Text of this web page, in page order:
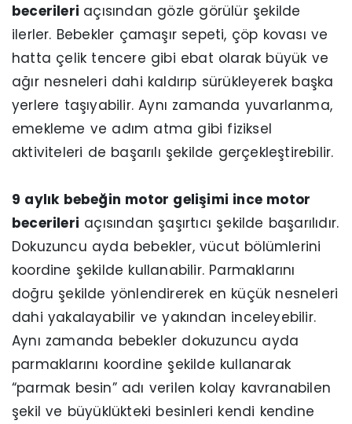
becerileri açısından gözle görülür şekilde
ilerler. Bebekler çamaşır sepeti, çöp kovası ve
hatta çelik tencere gibi ebat olarak büyük ve
ağır nesneleri dahi kaldırıp sürükleyerek başka
yerlere taşıyabilir. Aynı zamanda yuvarlanma,
emekleme ve adım atma gibi fiziksel
aktiviteleri de başarılı şekilde gerçekleştirebilir.
9 aylık bebeğin motor gelişimi ince motor
becerileri açısından şaşırtıcı şekilde başarılıdır.
Dokuzuncu ayda bebekler, vücut bölümlerini
koordine şekilde kullanabilir. Parmaklarını
doğru şekilde yönlendirerek en küçük nesneleri
dahi yakalayabilir ve yakından inceleyebilir.
Aynı zamanda bebekler dokuzuncu ayda
parmaklarını koordine şekilde kullanarak
“parmak besin” adı verilen kolay kavranabilen
şekil ve büyüklükteki besinleri kendi kendine